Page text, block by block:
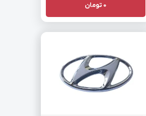
0 تومان